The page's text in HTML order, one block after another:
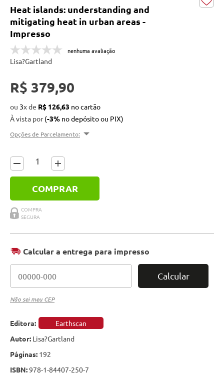
Editora:
Earthscan
Autor: Lisa?Gartland
Páginas: 192
ISBN:978-1-84407-250-7
Heat islands: understanding and
mitigating heat in urban areas -
Impresso
nenhuma avaliação
Lisa?Gartland
R$ 379,90
ou 3xde R$ 126,63
À vista por(-3% no depósito ou PIX)
Opções de Parcelamento:
COMPRAR
Calcular a entrega para impresso
Calcular
Não sei meu CEP